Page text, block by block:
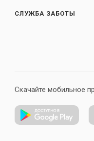
СЛУЖБА ЗАБОТЫ
Скачайте мобильное